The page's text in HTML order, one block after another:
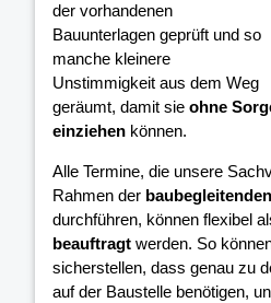
der vorhandenen
Bauunterlagen geprüft und so
manche kleinere
Unstimmigkeit aus dem Weg
geräumt, damit sie ohne
einziehen können.
Alle Termine, die unsere
Rahmen der
durchführen, können flexibel
beauftragt werden. So
sicherstellen, dass genau zu
auf der Baustelle benötigen,